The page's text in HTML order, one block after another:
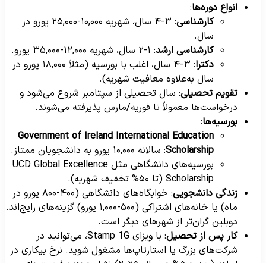
انواع دوره‌ها:
کارشناسی
: ۳-۴ سال، شهریه ۱۰,۰۰۰-۲۵,۰۰۰ یورو در
سال.
کارشناسی ارشد: ۱-۲ سال، شهریه ۱۲,۰۰۰-۳۵,۰۰۰ یورو.
دکترا
: ۳-۴ سال، اغلب با بورسیه (مثلاً ۱۸,۰۰۰ یورو در
سال به‌علاوه معافیت شهریه).
تقویم تحصیلی: سال تحصیلی از سپتامبر شروع می‌شود و
درخواست‌ها معمولاً تا فوریه/مارس پذیرفته می‌شوند.
بورسیه‌ها:
Government of Ireland International Education
Scholarship: سالانه ۱۰,۰۰۰ یورو به دانشجویان ممتاز.
بورسیه‌های دانشگاهی مثل UCD Global Excellence
Scholarship (تا ۵۰% تخفیف شهریه).
زندگی دانشجویی
: خوابگاه‌های دانشگاهی (۴۰۰-۸۰۰ یورو در
ماه) یا خانه‌های اشتراکی (۵۰۰-۱,۰۰۰ یورو) گزینه‌های رایج‌اند.
دوبلین گران‌تر از شهرهای دیگر است.
کار پس از تحصیل
: با ویزای Stamp 1G، می‌توانید در
شرکت‌های بزرگ یا استارتاپ‌ها مشغول شوید. نرخ بیکاری در